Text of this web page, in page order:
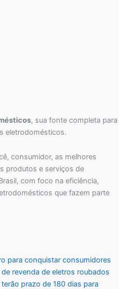
, sua fonte completa para
eletrodomésticos.
consumidor, as melhores
produtos e serviços de
com foco na eficiência,
que fazem parte
para conquistar consumidores
revenda de eletros roubados
prazo de 180 dias para